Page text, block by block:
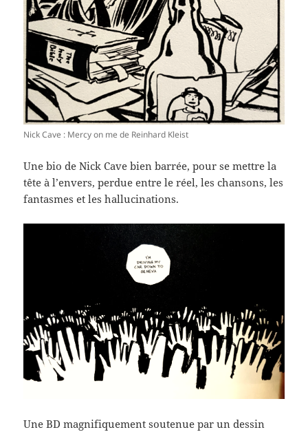
Nick Cave : Mercy on me de Reinhard Kleist
Une bio de Nick Cave bien barrée, pour se mettre la
tête à l’envers, perdue entre le réel, les chansons, les
fantasmes et les hallucinations.
Une BD magnifiquement soutenue par un dessin